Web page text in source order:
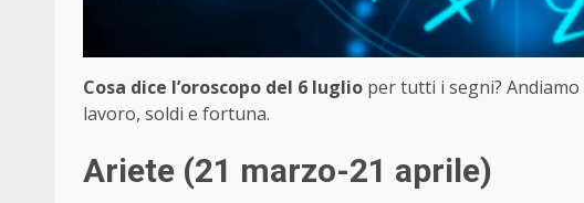
Cosa dice l’oroscopo del 6 luglio per tutti i segni?
lavoro, soldi e fortuna.
Ariete (21 marzo-21 aprile)